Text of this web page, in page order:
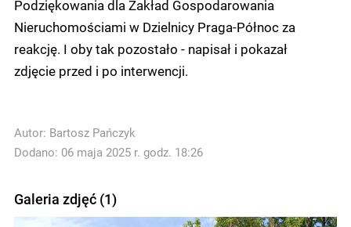
Podziękowania dla Zakład Gospodarowania
Nieruchomościami w Dzielnicy Praga-Północ za
reakcję. I oby tak pozostało - napisał i pokazał
zdjęcie przed i po interwencji.
Autor: Bartosz Pańczyk
Dodano: 06 maja 2025 r. godz. 18:26
Galeria zdjęć (1)